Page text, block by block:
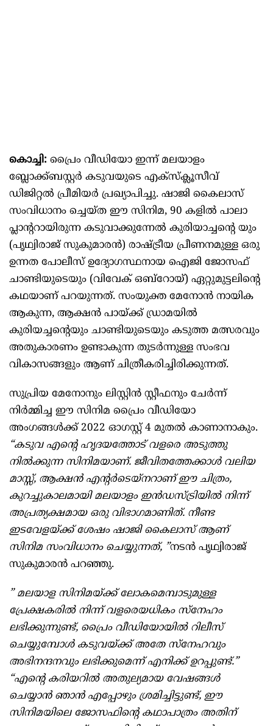
കൊച്ചി: പ്രൈം വീഡിയോ ഇന്ന് മലയാളം
ബ്ലോക്ക്ബസ്റ്റർ കടുവയുടെ എക്സ്ക്ലൂസീവ്
ഡിജിറ്റൽ പ്രീമിയർ പ്രഖ്യാപിച്ചു. ഷാജി കൈലാസ്
സംവിധാനം ച്ചെയ്ത ഈ സിനിമ, 90 കളിൽ പാലാ
പ്ലാന്ററായിരുന്ന കടുവാക്കുന്നേൽ കുരിയാച്ചന്റെ യും
(പൃഥ്വിരാജ് സുകുമാരൻ) രാഷ്ട്രീയ പ്രീണനമുള്ള ഒരു
ഉന്നത പോലീസ് ഉദ്യോഗസ്ഥനായ ഐജി ജോസഫ്
ചാണ്ടിയുടെയും (വിവേക് ഒബ്റോയ്) ഏറ്റുമുട്ടലിന്റെ
കഥയാണ് പറയുന്നത്. സംയുക്ത മേനോൻ നായിക
ആകുന്ന, ആക്ഷൻ പായ്ക്ക് ഡ്രാമയിൽ
കുരിയച്ചന്റെയും ചാണ്ടിയുടെയും കടുത്ത മത്സരവും
അതുകാരണം ഉണ്ടാകുന്ന തുടർന്നുള്ള സംഭവ
വികാസങ്ങളും ആണ് ചിത്രീകരിച്ചിരിക്കുന്നത്.
സുപ്രിയ മേനോനും ലിസ്റ്റിൻ സ്റ്റീഫനും ചേർന്ന്
നിർമ്മിച്ച ഈ സിനിമ പ്രൈം വീഡിയോ
അംഗങ്ങൾക്ക് 2022 ഓഗസ്റ്റ് 4 മുതൽ കാണാനാകും.
“കടുവ എന്റെ ഹൃദയത്തോട് വളരെ അടുത്തു
നിൽക്കുന്ന സിനിമയാണ്. ജീവിതത്തേക്കാൾ വലിയ
മാസ്സ്, ആക്ഷൻ എന്റർടെയ്നറാണ് ഈ ചിത്രം,
കുറച്ചുകാലമായി മലയാളം ഇൻഡസ്ട്രിയിൽ നിന്ന്
അപ്രത്യക്ഷമായ ഒരു വിഭാഗമാണിത്. നീണ്ട
ഇടവേളയ്ക്ക് ശേഷം ഷാജി കൈലാസ് ആണ്
സിനിമ സംവിധാനം ചെയ്യുന്നത്, ”നടൻ പൃഥ്വിരാജ്
സുകുമാരൻ പറഞ്ഞു.
” മലയാള സിനിമയ്ക്ക് ലോകമെമ്പാടുമുള്ള
പ്രേക്ഷകരിൽ നിന്ന് വളരെയധികം സ്നേഹം
ലഭിക്കുന്നുണ്ട്, പ്രൈം വീഡിയോയിൽ റിലീസ്
ചെയ്യുമ്പോൾ കടുവയ്ക്ക് അതേ സ്നേഹവും
അഭിനന്ദനവും ലഭിക്കുമെന്ന് എനിക്ക് ഉറപ്പുണ്ട്.”
“എന്റെ കരിയറിൽ അതുല്യമായ വേഷങ്ങൾ
ചെയ്യാൻ ഞാൻ എപ്പോഴും ശ്രമിച്ചിട്ടുണ്ട്, ഈ
സിനിമയിലെ ജോസഫിന്റെ കഥാപാത്രം അതിന്